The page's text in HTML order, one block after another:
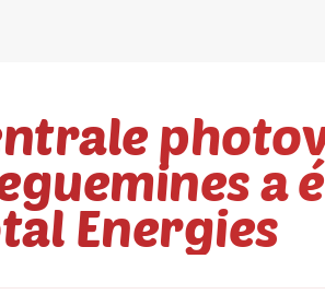
a
Energies